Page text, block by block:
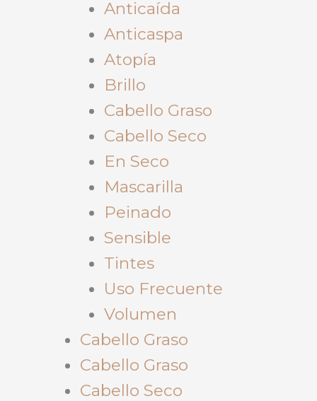
Anticaída
Anticaspa
Atopía
Brillo
Cabello Graso
Cabello Seco
En Seco
Mascarilla
Peinado
Sensible
Tintes
Uso Frecuente
Volumen
Cabello Graso
Cabello Graso
Cabello Seco